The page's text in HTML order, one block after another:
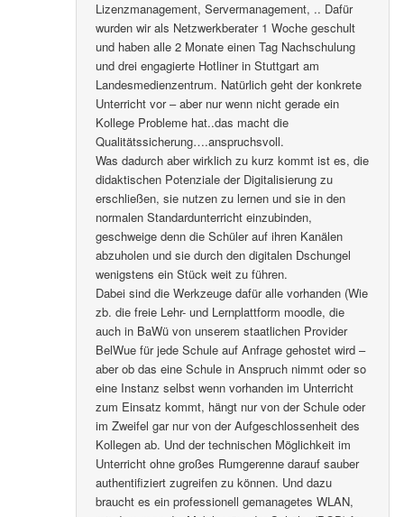
Lizenzmanagement, Servermanagement, .. Dafür
wurden wir als Netzwerkberater 1 Woche geschult
und haben alle 2 Monate einen Tag Nachschulung
und drei engagierte Hotliner in Stuttgart am
Landesmedienzentrum. Natürlich geht der konkrete
Unterricht vor – aber nur wenn nicht gerade ein
Kollege Probleme hat..das macht die
Qualitätssicherung….anspruchsvoll.
Was dadurch aber wirklich zu kurz kommt ist es, die
didaktischen Potenziale der Digitalisierung zu
erschließen, sie nutzen zu lernen und sie in den
normalen Standardunterricht einzubinden,
geschweige denn die Schüler auf ihren Kanälen
abzuholen und sie durch den digitalen Dschungel
wenigstens ein Stück weit zu führen.
Dabei sind die Werkzeuge dafür alle vorhanden (Wie
zb. die freie Lehr- und Lernplattform moodle, die
auch in BaWü von unserem staatlichen Provider
BelWue für jede Schule auf Anfrage gehostet wird –
aber ob das eine Schule in Anspruch nimmt oder so
eine Instanz selbst wenn vorhanden im Unterricht
zum Einsatz kommt, hängt nur von der Schule oder
im Zweifel gar nur von der Aufgeschlossenheit des
Kollegen ab. Und der technischen Möglichkeit im
Unterricht ohne großes Rumgerenne darauf sauber
authentifiziert zugreifen zu können. Und dazu
braucht es ein professionell gemanagetes WLAN,